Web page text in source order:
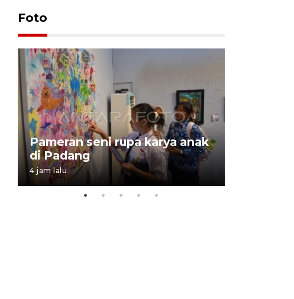
Foto
Pameran seni rupa karya anak
di Padang
4 jam lalu